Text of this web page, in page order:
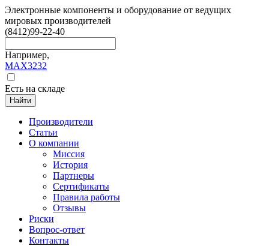
Электронные компоненты и оборудование от ведущих
мировых производителей
(8412)99-22-40
Например,
MAX3232
Есть на складе
Найти
Производители
Статьи
О компании
Миссия
История
Партнеры
Сертификаты
Правила работы
Отзывы
Риски
Вопрос-ответ
Контакты